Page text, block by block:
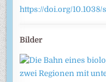
https://doi.org/10.1038/
Bilder